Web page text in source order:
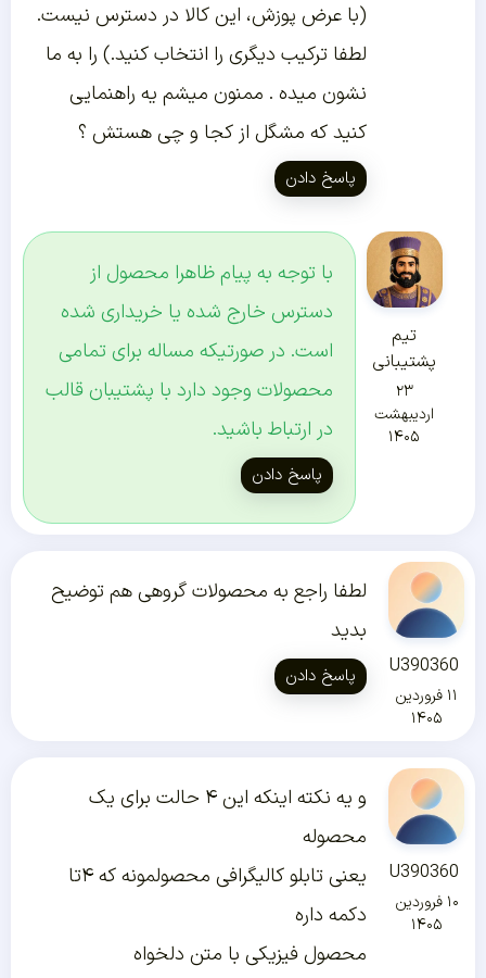
(با عرض پوزش، این کالا در دسترس نیست.
لطفا ترکیب دیگری را انتخاب کنید.) را به ما
نشون میده . ممنون میشم یه راهنمایی
کنید که مشگل از کجا و چی هستش ؟
پاسخ دادن
تیم
پشتیبانی
۲۳
اردیبهشت
۱۴۰۵
با توجه به پیام ظاهرا محصول از
دسترس خارج شده یا خریداری شده
است. در صورتیکه مساله برای تمامی
محصولات وجود دارد با پشتیبان قالب
در ارتباط باشید.
پاسخ دادن
U390360
۱۱ فروردین
۱۴۰۵
لطفا راجع به محصولات گروهی هم توضیح
بدید
پاسخ دادن
U390360
۱۰ فروردین
۱۴۰۵
و یه نکته اینکه این ۴ حالت برای یک
محصوله
یعنی تابلو کالیگرافی محصولمونه که ۴تا
دکمه داره
محصول فیزیکی با متن دلخواه